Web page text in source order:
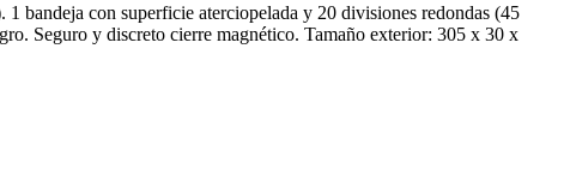
bandeja con superficie aterciopelada y 20 divisiones redondas (45
Seguro y discreto cierre magnético. Tamaño exterior: 305 x 30 x